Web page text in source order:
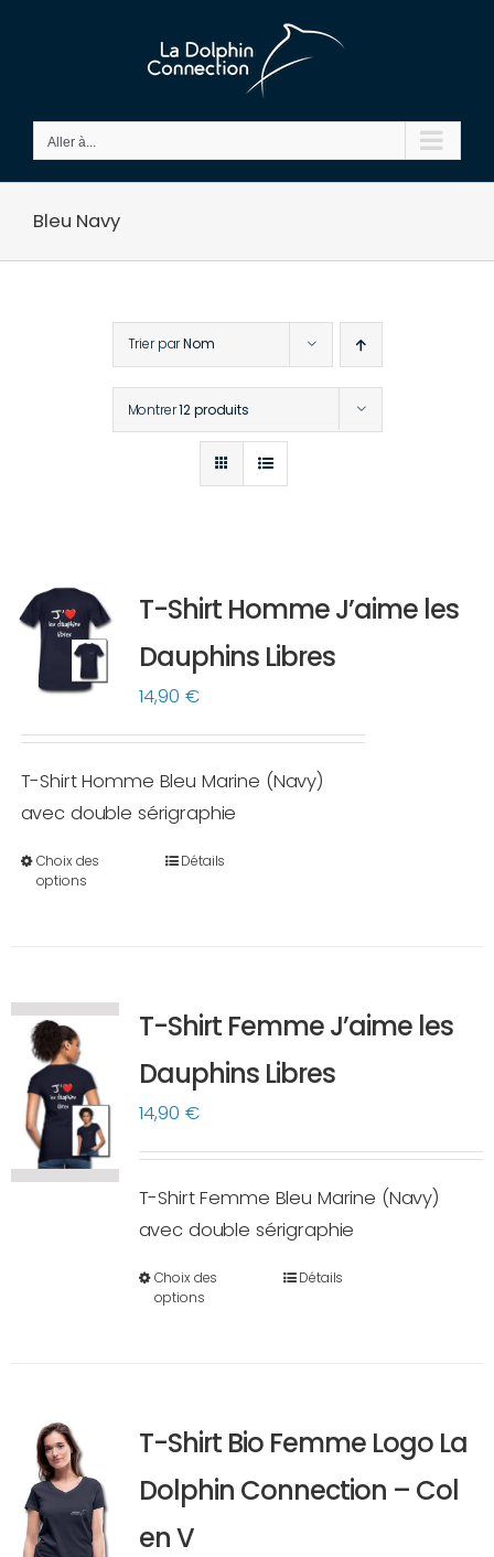
Aller à...
Bleu Navy
Trier parNom
Montrer12 produits
T-Shirt Homme J’aime les
Dauphins Libres
14,90 €
T-Shirt Homme Bleu Marine (Navy)
avec double sérigraphie
Choix des
options
Ce
Les
options
peuvent
être
choisies
sur
du
Détails
T-Shirt Femme J’aime les
Dauphins Libres
14,90 €
T-Shirt Femme Bleu Marine (Navy)
avec double sérigraphie
Choix des
options
Ce
Les
options
peuvent
Détails
T-Shirt Bio Femme Logo La
Dolphin Connection – Col
en V